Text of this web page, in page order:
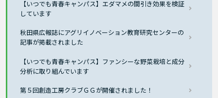
【いつでも青春キャンパス】エダマメの間引き効果を検証
しています
秋田県広報誌にアグリイノベーション教育研究センターの
記事が掲載されました
【いつでも青春キャンパス】ファンシーな野菜栽培と成分
分析に取り組んでいます
第５回創造工房クラブＧＧが開催されました！